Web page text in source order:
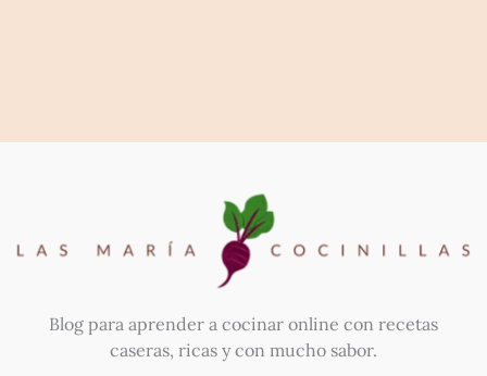
Blog para aprender a cocinar online con recetas
caseras, ricas y con mucho sabor.